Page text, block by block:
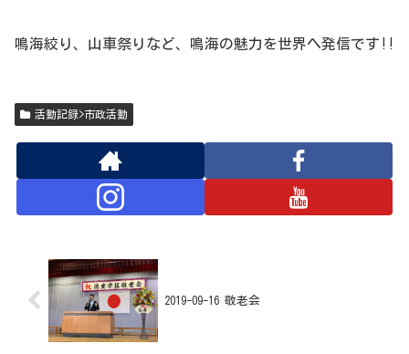
鳴海絞り、山車祭りなど、鳴海の魅力を世界へ発信です!!
活動記録>市政活動
2019-09-16 敬老会